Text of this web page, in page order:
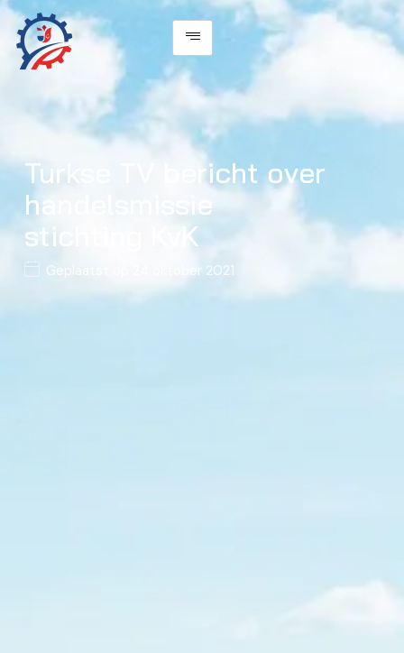
Turkse TV bericht over
handelsmissie
stichting KvK
Geplaatst op 24 oktober 2021